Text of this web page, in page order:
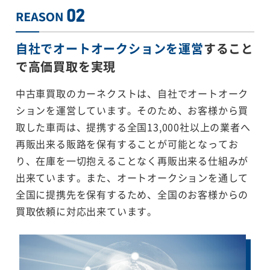
自社でオートオークションを運営すること
で高価買取を実現
中古車買取のカーネクストは、自社でオートオーク
ションを運営しています。そのため、お客様から買
取した車両は、提携する全国13,000社以上の業者へ
再販出来る販路を保有することが可能となってお
り、在庫を一切抱えることなく再販出来る仕組みが
出来ています。また、オートオークションを通して
全国に提携先を保有するため、全国のお客様からの
買取依頼に対応出来ています。